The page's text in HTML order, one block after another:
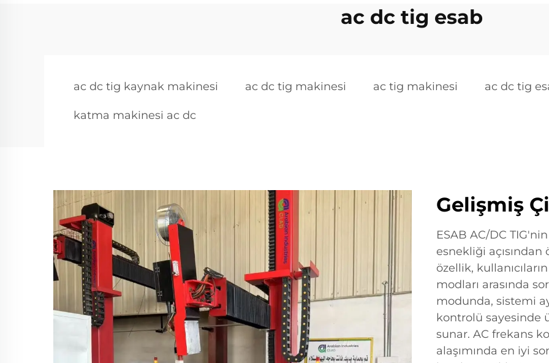
ac dc tig esab
ac dc tig kaynak makinesi ac dc tig makinesi ac tig makinesi ac dc tig
katma makinesi ac dc
Gelişmiş
ESAB AC/DC
esnekliği
özellik,
modları arasında
modunda, sistemi
kontrolü sayesinde
sunar. AC frekans
alaşımında en iyi